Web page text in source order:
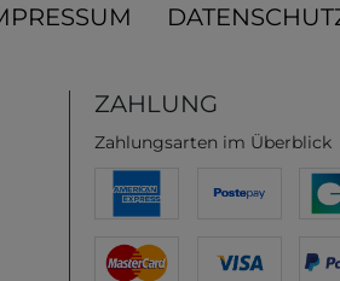
ZAHLUNG
Zahlungsarten im Überblick